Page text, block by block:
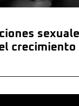
crecimiento